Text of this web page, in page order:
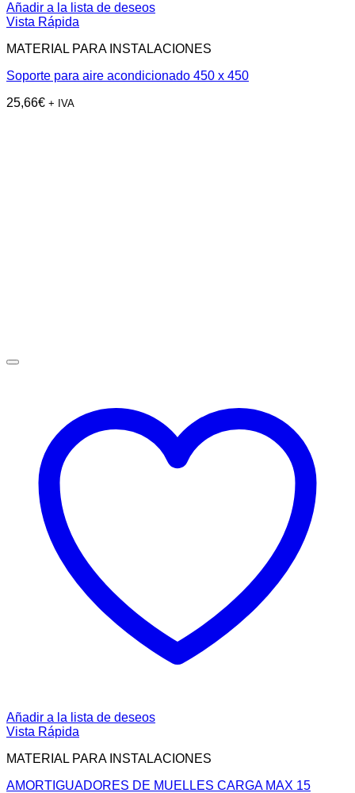
Añadir a la lista de deseos
Vista Rápida
MATERIAL PARA INSTALACIONES
Soporte para aire acondicionado 450 x 450
25,66€ + IVA
Añadir a la lista de deseos
Vista Rápida
MATERIAL PARA INSTALACIONES
AMORTIGUADORES DE MUELLES CARGA MAX 15